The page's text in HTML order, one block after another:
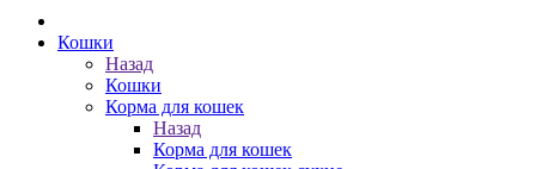
Кошки
Назад
Кошки
Корма для кошек
Назад
Корма для кошек